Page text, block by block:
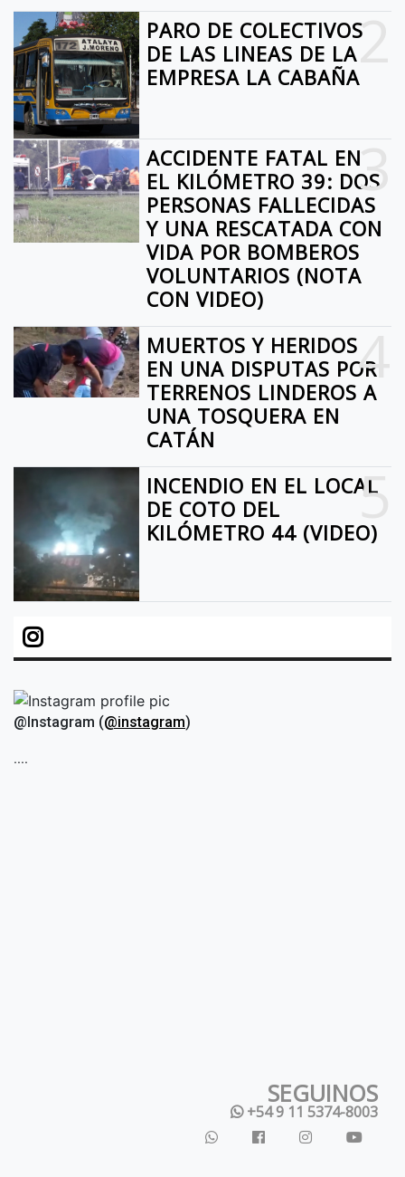
2
PARO DE COLECTIVOS
DE LAS LINEAS DE LA
EMPRESA LA CABAÑA
3
ACCIDENTE FATAL EN
EL KILÓMETRO 39: DOS
PERSONAS FALLECIDAS
Y UNA RESCATADA CON
VIDA POR BOMBEROS
VOLUNTARIOS (NOTA
CON VIDEO)
4
MUERTOS Y HERIDOS
EN UNA DISPUTAS POR
TERRENOS LINDEROS A
UNA TOSQUERA EN
CATÁN
5
INCENDIO EN EL LOCAL
DE COTO DEL
KILÓMETRO 44 (VIDEO)
@Instagram (@instagram)
....
SEGUINOS
+54 9 11 5374-8003